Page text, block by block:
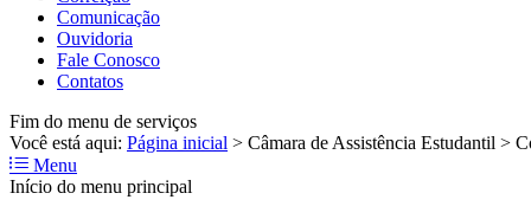
Comunicação
Ouvidoria
Fale Conosco
Contatos
Fim do menu de serviços
Você está aqui: Página inicial > Câmara de Assistência Estudantil >
Menu
Início do menu principal